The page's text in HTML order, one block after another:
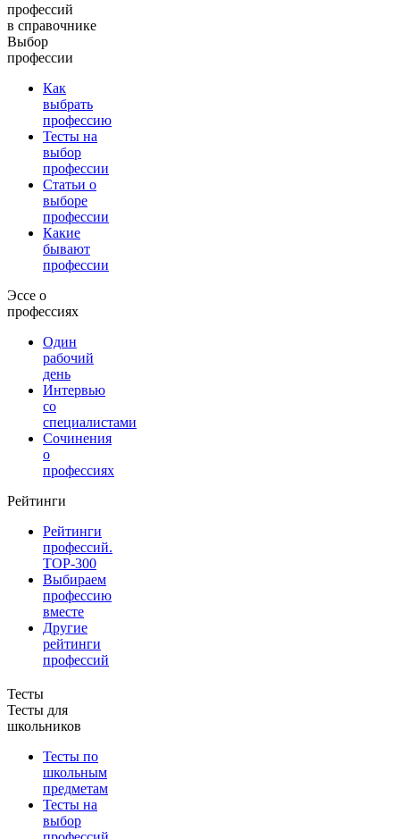
профессий
в справочнике
Выбор
профессии
Как
выбрать
профессию
Тесты на
выбор
профессии
Статьи о
выборе
профессии
Какие
бывают
профессии
Эссе о
профессиях
Один
рабочий
день
Интервью
со
специалистами
Сочинения
о
профессиях
Рейтинги
Рейтинги
профессий.
TOP-300
Выбираем
профессию
вместе
Другие
рейтинги
профессий
Тесты
Тесты для
школьников
Тесты по
школьным
предметам
Тесты на
выбор